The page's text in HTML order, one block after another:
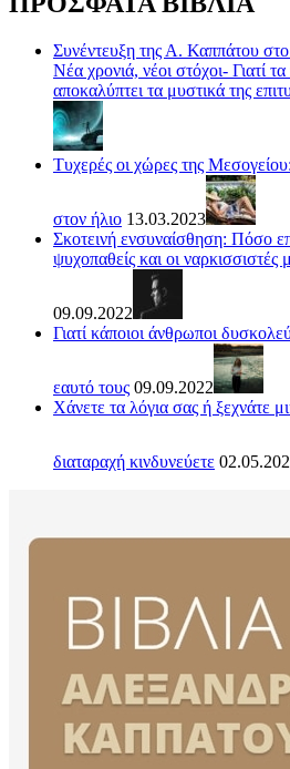
Συνέντευξη της Α. Καππάτου
Νέα χρονιά, νέοι στόχοι- Γιατί
αποκαλύπτει τα μυστικά της
Τυχερές οι χώρες της
στον ήλιο 13.03.2023
Σκοτεινή ενσυναίσθηση: Πόσο
ψυχοπαθείς και οι ναρκισσιστές
09.09.2022
Γιατί κάποιοι άνθρωποι
εαυτό τους 09.09.2022
Χάνετε τα λόγια σας ή ξεχνάτε
διαταραχή κινδυνεύετε